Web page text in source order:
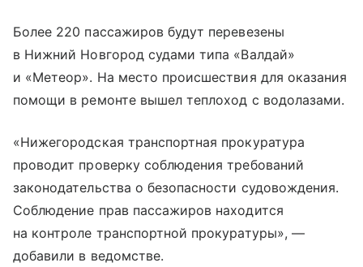
Более 220 пассажиров будут перевезены
в Нижний Новгород судами типа «Валдай»
и «Метеор». На место происшествия для оказания
помощи в ремонте вышел теплоход с водолазами.
«Нижегородская транспортная прокуратура
проводит проверку соблюдения требований
законодательства о безопасности судовождения.
Соблюдение прав пассажиров находится
на контроле транспортной прокуратуры», —
добавили в ведомстве.